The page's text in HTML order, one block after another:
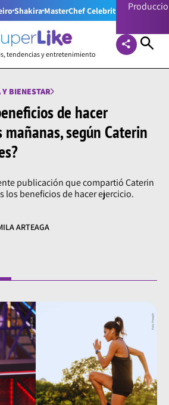
Shakira MasterChef Celebrity Colombia
tendencias y entretenimiento
Y BIENESTAR
de hacer
según Caterin
publicación que compartió Caterin
los beneficios de hacer ejercicio.
ARTEAGA